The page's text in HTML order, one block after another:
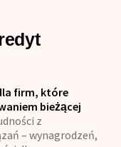
firm, które
bieżącej
z
– wynagrodzeń,